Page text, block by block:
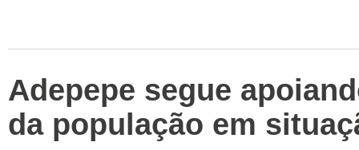
Adepepe segue
da população em